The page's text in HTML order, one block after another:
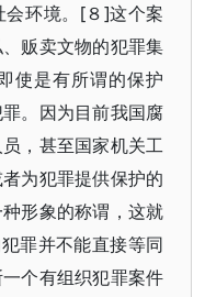
环境。[８]这个案
贩卖文物的犯罪集
使是有所谓的保护
。因为目前我国腐
，甚至国家机关工
为犯罪提供保护的
形象的称谓，这就
罪并不能直接等同
个有组织犯罪案件